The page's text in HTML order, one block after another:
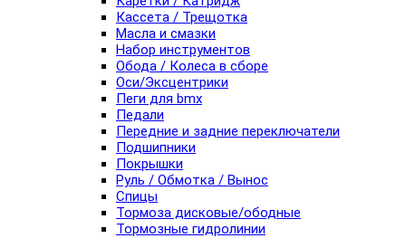
Кассета / Трещотка
Масла и смазки
Набор инструментов
Обода / Колеса в сборе
Оси/Эксцентрики
Пеги для bmx
Педали
Передние и задние переключатели
Подшипники
Покрышки
Руль / Обмотка / Вынос
Спицы
Тормоза дисковые/ободные
Тормозные гидролинии